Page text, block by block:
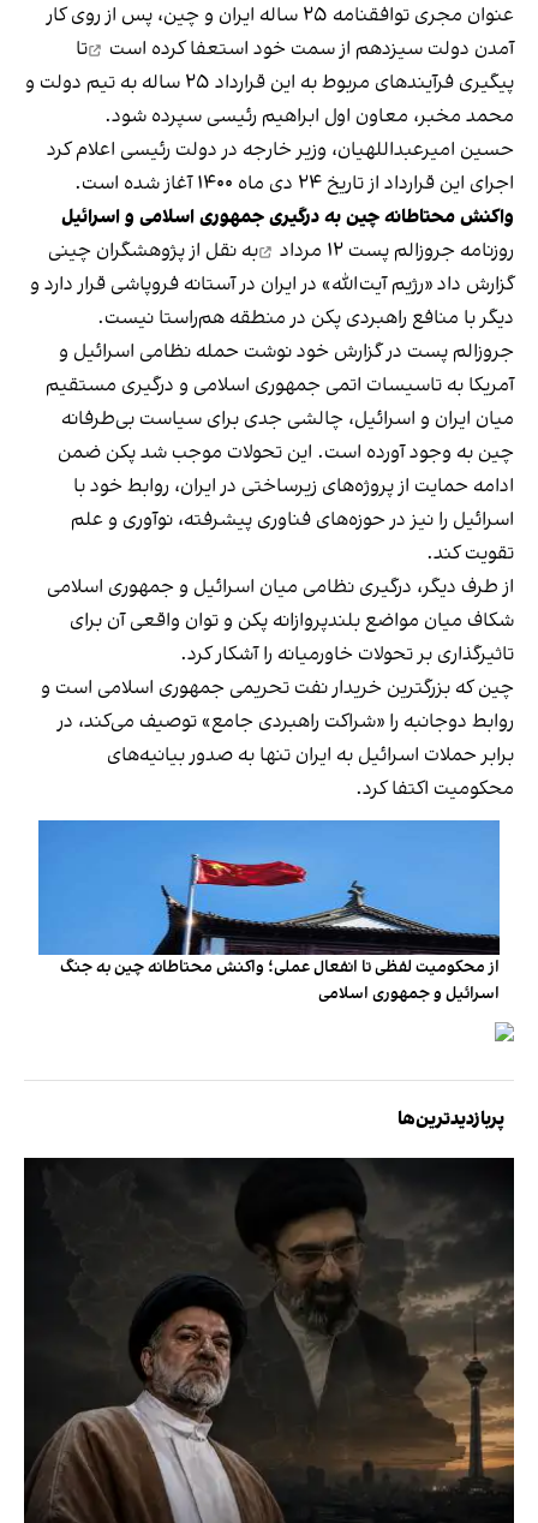
عنوان مجری توافقنامه ۲۵ ساله ایران و چین، پس از روی کار
آمدن دولت سیزدهم از سمت خود استعفا کرده است
تا
پیگیری فرآیندهای مربوط به این قرارداد ۲۵ ساله به تیم دولت و
محمد مخبر، معاون اول ابراهیم رئیسی سپرده شود.
حسین امیرعبداللهیان، وزیر خارجه در دولت رئیسی اعلام کرد
اجرای این قرارداد از تاریخ ۲۴ دی ماه ۱۴۰۰ آغاز شده است.
واکنش محتاطانه چین به درگیری جمهوری اسلامی و اسرائیل
روزنامه جروزالم پست ۱۲ مرداد
به نقل از پژوهشگران چینی
گزارش داد «رژیم آیت‌الله» در ایران در آستانه فروپاشی قرار دارد و
دیگر با منافع راهبردی پکن در منطقه هم‌راستا نیست.
جروزالم پست در گزارش خود نوشت حمله نظامی اسرائیل و
آمریکا به تاسیسات اتمی جمهوری اسلامی و درگیری مستقیم
میان ایران و اسرائیل، چالشی جدی برای سیاست بی‌طرفانه
چین به وجود آورده است. این تحولات موجب شد پکن ضمن
ادامه حمایت از پروژه‌های زیرساختی در ایران، روابط خود با
اسرائیل را نیز در حوزه‌های فناوری پیشرفته، نوآوری و علم
تقویت کند.
از طرف دیگر، درگیری نظامی میان اسرائیل و جمهوری اسلامی
شکاف میان مواضع بلندپروازانه پکن و توان واقعی آن برای
تاثیرگذاری بر تحولات خاورمیانه را آشکار کرد.
چین که بزرگترین خریدار نفت تحریمی جمهوری اسلامی است و
روابط دوجانبه را «شراکت راهبردی جامع» توصیف می‌کند، در
برابر حملات اسرائیل به ایران تنها به صدور بیانیه‌های
محکومیت اکتفا کرد.
از محکومیت لفظی تا انفعال عملی؛ واکنش محتاطانه چین به جنگ
اسرائیل و جمهوری اسلامی
پربازدیدترین‌ها